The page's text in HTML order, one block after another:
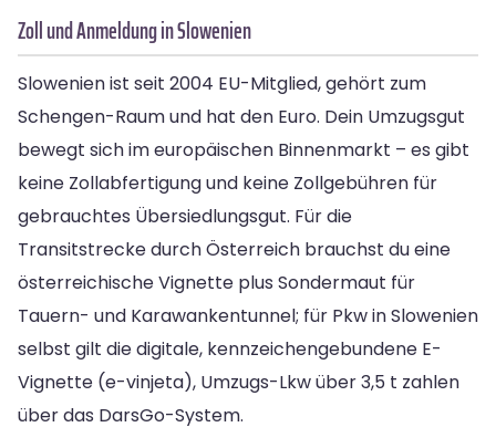
Zoll und Anmeldung in Slowenien
Slowenien ist seit 2004 EU-Mitglied, gehört zum
Schengen-Raum und hat den Euro. Dein Umzugsgut
bewegt sich im europäischen Binnenmarkt – es gibt
keine Zollabfertigung und keine Zollgebühren für
gebrauchtes Übersiedlungsgut. Für die
Transitstrecke durch Österreich brauchst du eine
österreichische Vignette plus Sondermaut für
Tauern- und Karawankentunnel; für Pkw in Slowenien
selbst gilt die digitale, kennzeichengebundene E-
Vignette (e-vinjeta), Umzugs-Lkw über 3,5 t zahlen
über das DarsGo-System.